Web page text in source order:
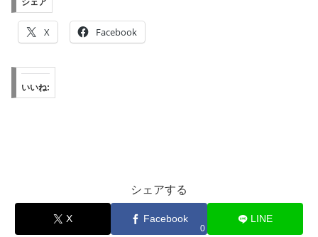
X Facebook
いいね:
シェアする
X Facebook
0
LINE